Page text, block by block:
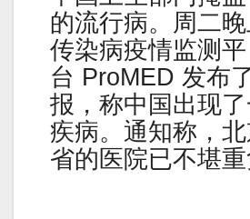
的流行病。周二
传染病疫情监测平
台 ProMED 发布
报，称中国出现
疾病。通知称，
省的医院已不堪重